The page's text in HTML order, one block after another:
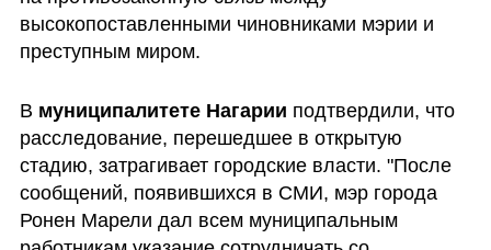
высокопоставленными чиновниками мэрии и
преступным миром.
В муниципалитете Нагарии подтвердили, что
расследование, перешедшее в открытую
стадию, затрагивает городские власти. "После
сообщений, появившихся в СМИ, мэр города
Ронен Марели дал всем муниципальным